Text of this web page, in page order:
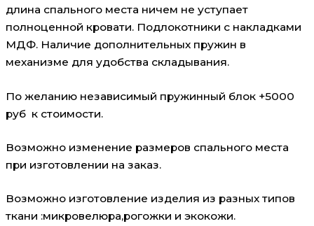
длина спального места ничем не уступает
полноценной кровати. Подлокотники с накладками
МДФ. Наличие дополнительных пружин в
механизме для удобства складывания.
По желанию независимый пружинный блок +5000
руб к стоимости.
Возможно изменение размеров спального места
при изготовлении на заказ.
Возможно изготовление изделия из разных типов
ткани :микровелюра,рогожки и экокожи.